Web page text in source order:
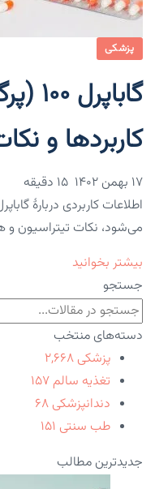
پزشکی
کاربردها و
۱۷ بهمن ۱۴۰۲
می‌شود، نکات تیتراسیون و
بیشتر بخوانید
جستجو
دسته‌های منتخب
پزشکی ۲,۶۶۸
تغذیه سالم ۱۵۷
دندانپزشکی ۶۸
طب سنتی ۱۵۱
جدیدترین مطالب